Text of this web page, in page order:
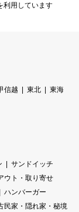
利用しています
信越 東北
東海
サンドイッチ
ウト・取り寄せ
ハンバーガー
民家・隠れ家・秘境